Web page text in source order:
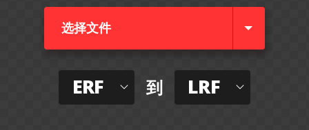
选择文件
ERF 到 LRF